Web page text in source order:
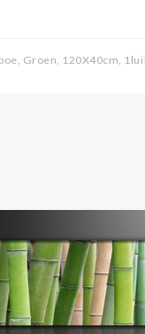
Groen, 120X40cm,